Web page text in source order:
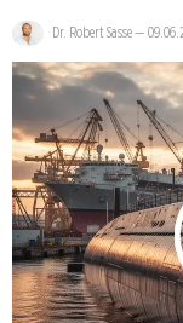
Dr. Robert Sasse—